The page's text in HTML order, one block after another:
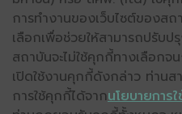
การทำงานของเว็บไซต์ของสถ
เลือกเพื่อช่วยให้สามารถปรับ
สถาบันจะไม่ใช้คุกกี้ทางเลือก
เปิดใช้งานคุกกี้ดังกล่าว ท่านส
การใช้คุกกี้ได้จากนโยบายการ